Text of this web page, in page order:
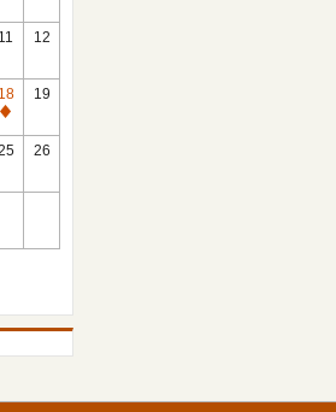
11 12
18
休
館
19
26